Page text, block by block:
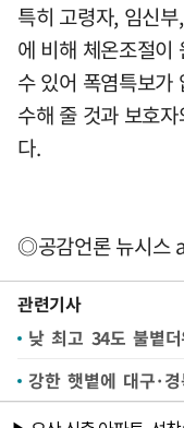
특히 고령자, 임신
에 비해 체온조절이
수 있어 폭염특보가
수해 줄 것과 보호
다.
◎공감언론 뉴시스
관련기사
강한 햇볕에 대구·